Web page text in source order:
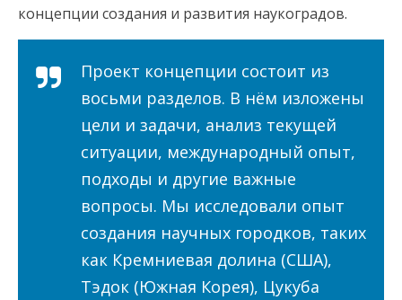
концепции создания и развития наукоградов.
Проект концепции состоит из
восьми разделов. В нём изложены
цели и задачи, анализ текущей
ситуации, международный опыт,
подходы и другие важные
вопросы. Мы исследовали опыт
создания научных городков, таких
как Кремниевая долина (США),
Тэдок (Южная Корея), Цукуба